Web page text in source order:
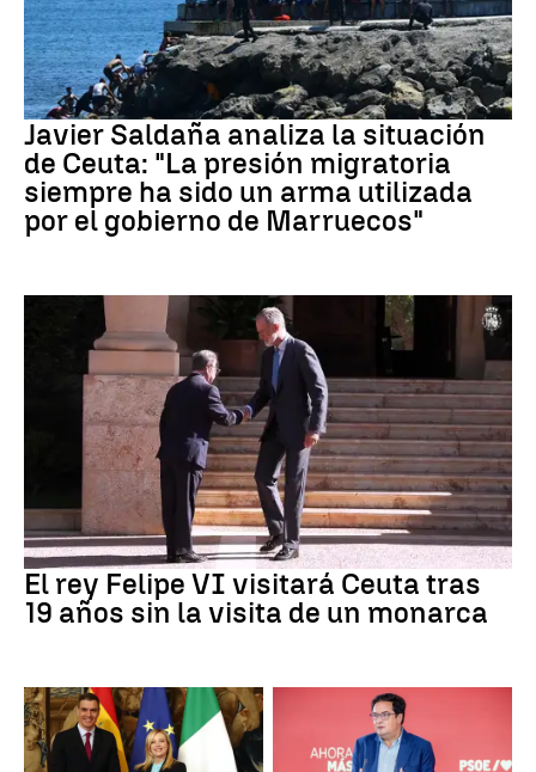
Crisis migratoria Ceuta
Javier Saldaña analiza la situación
de Ceuta: "La presión migratoria
siempre ha sido un arma utilizada
por el gobierno de Marruecos"
Crisis Migratoria
El rey Felipe VI visitará Ceuta tras
19 años sin la visita de un monarca